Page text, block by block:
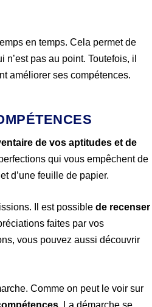
en temps. Cela permet de
pas au point. Toutefois, il
améliorer ses compétences.
de vos aptitudes et de
qui vous empêchent de
d’une feuille de papier.
Il est possiblede recenser
faites par vos
vous pouvez aussi découvrir
Comme on peut le voir sur
. La démarche se